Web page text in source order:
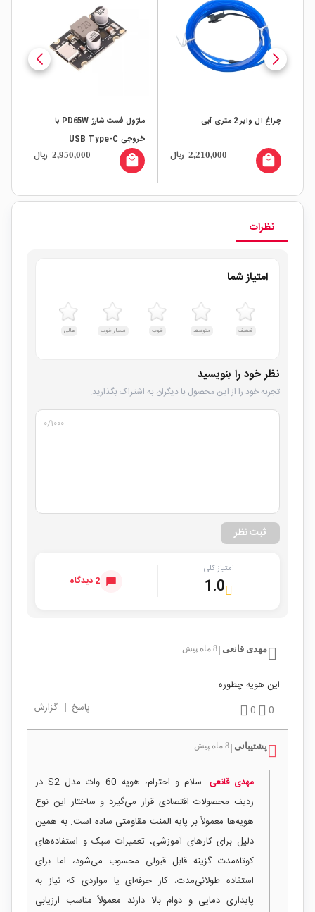
چراغ ال وایر 2 متری آبی
2,210,000 ریال local_mall
ماژول فست شارژ PD65W با
خروجی USB Type-C
2,950,000 ریال local_mall
نظرات
امتیاز شما
ضعیف متوسط خوب بسیار خوب عالی
نظر خود را بنویسید
تجربه خود را از این محصول با دیگران به اشتراک بگذارید.
۰/۱۰۰۰
ثبت نظر
امتیاز کلی
1.0 2 دیدگاه
مهدی قانعی 8 ماه پیش
این هویه چطوره
0
0 پاسخ | گزارش
پشتیبانی 8 ماه پیش
مهدی قانعی
سلام و احترام، هویه 60 وات مدل S2 در
ردیف محصولات اقتصادی قرار می‌گیرد و ساختار این نوع
هویه‌ها معمولاً بر پایه المنت مقاومتی ساده است. به همین
دلیل برای کارهای آموزشی، تعمیرات سبک و استفاده‌های
کوتاه‌مدت گزینه قابل قبولی محسوب می‌شود، اما برای
استفاده طولانی‌مدت، کار حرفه‌ای یا مواردی که نیاز به
پایداری دمایی و دوام بالا دارند معمولاً مناسب ارزیابی